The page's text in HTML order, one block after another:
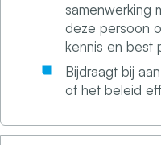
samenwerking
deze persoon
kennis en best
Bijdraagt bij
of het beleid